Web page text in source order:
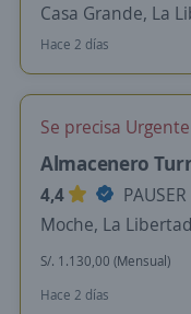
Casa Grande, La
Hace 2 días
Se precisa Urgente
Almacenero
4,4
Moche, La Libertad
S/. 1.130,00 (Mensual)
Hace 2 días